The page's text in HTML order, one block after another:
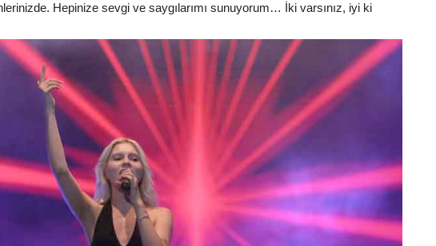
Hepinize sevgi ve saygılarımı sunuyorum… İki varsınız, iyi ki